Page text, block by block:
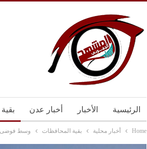
الرئيسية الأخبار أخبار عدن
Home أخبار محلية بقية المحافظات وسط فوضى